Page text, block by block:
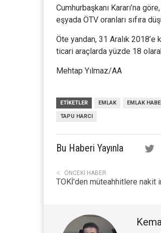
Cumhurbaşkanı Kararı’na
eşyada ÖTV oranları sıfıra
Öte yandan, 31 Aralık
ticari araçlarda yüzde 18
Mehtap Yılmaz/AA
ETIKETLER EMLAK EMLAK
TAPU HARCI
Bu Haberi Yayınla
ÖNCEKI HABER
TOKİ'den müteahhitlere nakit